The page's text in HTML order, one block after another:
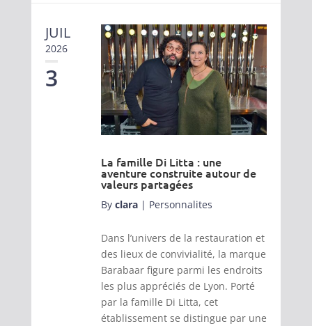
JUIL
2026
3
La famille Di Litta : une
aventure construite autour de
valeurs partagées
By clara| Personnalites
Dans l’univers de la restauration et
des lieux de convivialité, la marque
Barabaar figure parmi les endroits
les plus appréciés de Lyon. Porté
par la famille Di Litta, cet
établissement se distingue par une